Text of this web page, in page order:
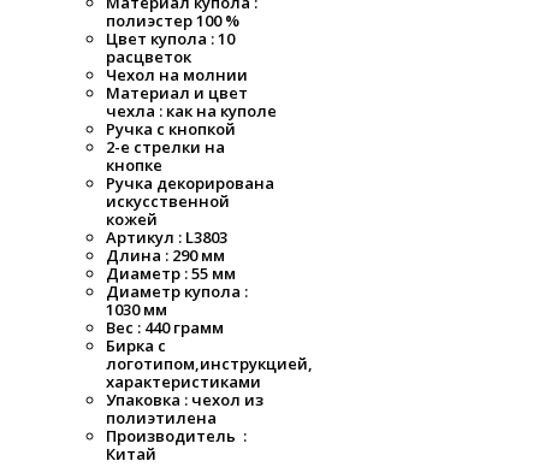
полиэстер 100 %
Цвет купола : 10
расцветок
Чехол на молнии
Материал и цвет
чехла : как на куполе
Ручка с кнопкой
2-е стрелки на
кнопке
Ручка декорирована
искусственной
кожей
Артикул : L3803
Длина : 290 мм
Диаметр : 55 мм
Диаметр купола :
1030 мм
Вес : 440 грамм
Бирка с
логотипом,инструкцией,
характеристиками
Упаковка : чехол из
полиэтилена
Производитель :
Китай